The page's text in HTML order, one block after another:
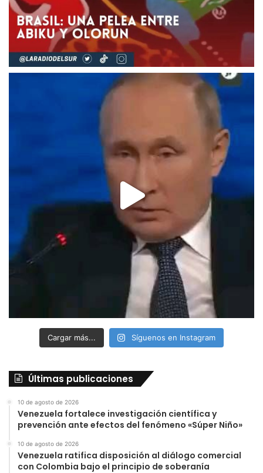
Cargar más... Síguenos en Instagram
Últimas publicaciones
10 de agosto de 2026
Venezuela fortalece investigación científica y
prevención ante efectos del fenómeno «Súper Niño»
10 de agosto de 2026
Venezuela ratifica disposición al diálogo comercial
con Colombia bajo el principio de soberanía